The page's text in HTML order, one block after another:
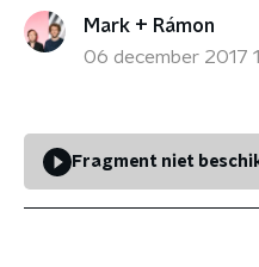
Mark + Rámon
06 december 2017
Fragment niet